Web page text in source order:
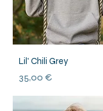
Lil' Chili Grey
Prix
35,00 €